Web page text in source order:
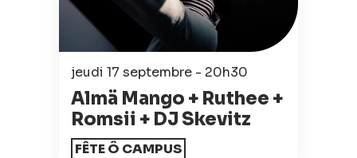
jeudi 17 septembre - 20h30
Almä Mango + Ruthee +
Romsii + DJ Skevitz
FÊTE Ô CAMPUS